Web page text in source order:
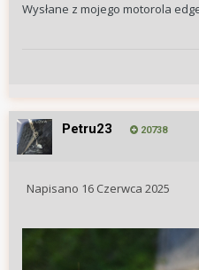
Wysłane z mojego motorola
Petru23 20738
Napisano 16 Czerwca 2025